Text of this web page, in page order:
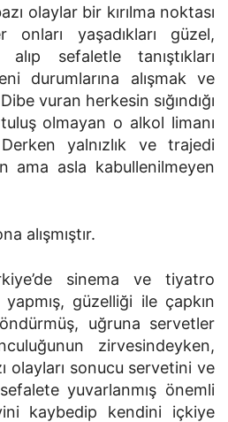
olaylar bir kırılma noktası
yaşadıkları güzel,
sefaletle tanıştıkları
durumlarına alışmak ve
vuran herkesin sığındığı
olmayan o alkol limanı
yalnızlık ve trajedi
ama asla kabullenilmeyen
alışmıştır.
sinema ve tiyatro
güzelliği ile çapkın
uğruna servetler
zirvesindeyken,
olayları sonucu servetini ve
yuvarlanmış önemli
kaybedip kendini içkiye